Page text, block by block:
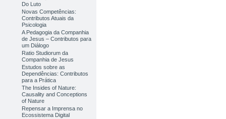
Do Luto
Novas Competências:
Contributos Atuais da
Psicologia
A Pedagogia da Companhia
de Jesus – Contributos para
um Diálogo
Ratio Studiorum da
Companhia de Jesus
Estudos sobre as
Dependências: Contributos
para a Prática
The Insides of Nature:
Causality and Conceptions
of Nature
Repensar a Imprensa no
Ecossistema Digital